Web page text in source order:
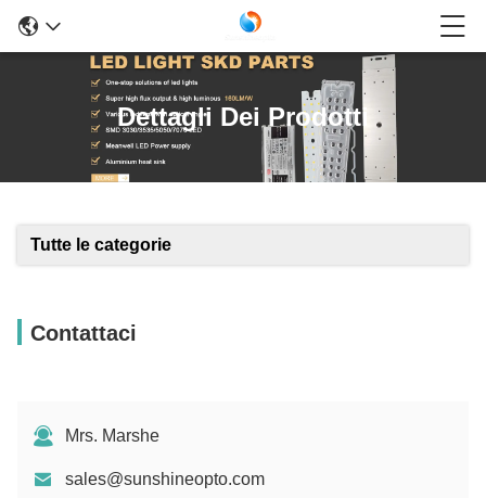
Dettagli Dei Prodotti
Tutte le categorie
Contattaci
Mrs. Marshe
sales@sunshineopto.com